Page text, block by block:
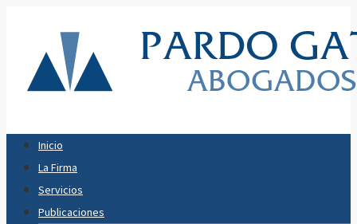
Inicio
La Firma
Servicios
Publicaciones